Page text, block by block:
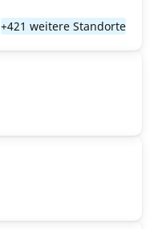
+421 weitere Standorte